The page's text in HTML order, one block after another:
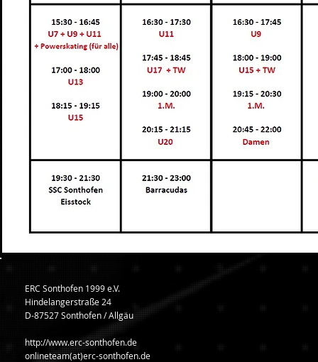
ERC Sonthofen 1999 e.V.
Hindelangerstraße 24
D-87527 Sonthofen / Allgäu
http://www.erc-sonthofen.de
onlineteam(at)erc-sonthofen.de